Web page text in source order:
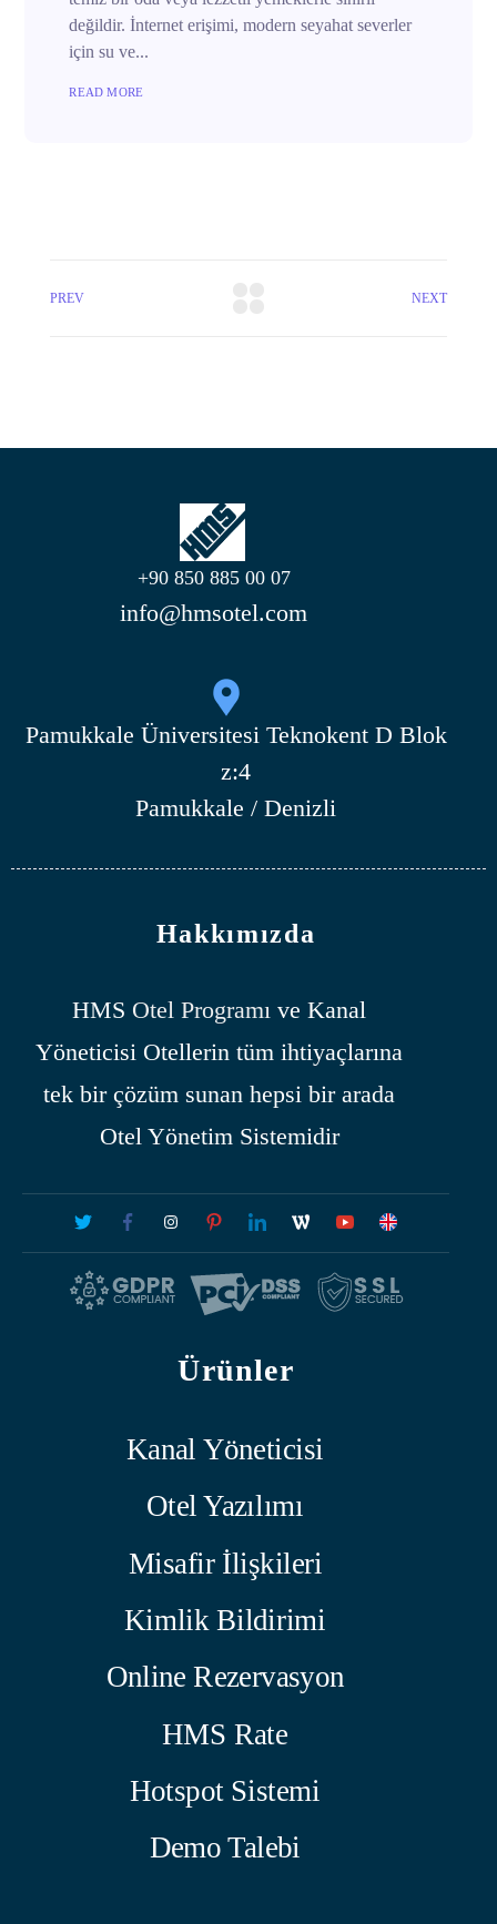
değildir. İnternet erişimi, modern seyahat severler
için su ve...
READ MORE
PREV NEXT
+90 850 885 00 07
info@hmsotel.com
Pamukkale Üniversitesi Teknokent D Blok
z:4
Pamukkale / Denizli
Hakkımızda
HMS Otel Programı ve Kanal
Yöneticisi Otellerin tüm ihtiyaçlarına
tek bir çözüm sunan hepsi bir arada
Otel Yönetim Sistemidir
Ürünler
Kanal Yöneticisi
Otel Yazılımı
Misafir İlişkileri
Kimlik Bildirimi
Online Rezervasyon
HMS Rate
Hotspot Sistemi
Demo Talebi